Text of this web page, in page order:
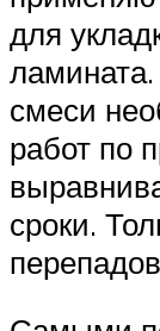
для
смеси
работ по
сроки.